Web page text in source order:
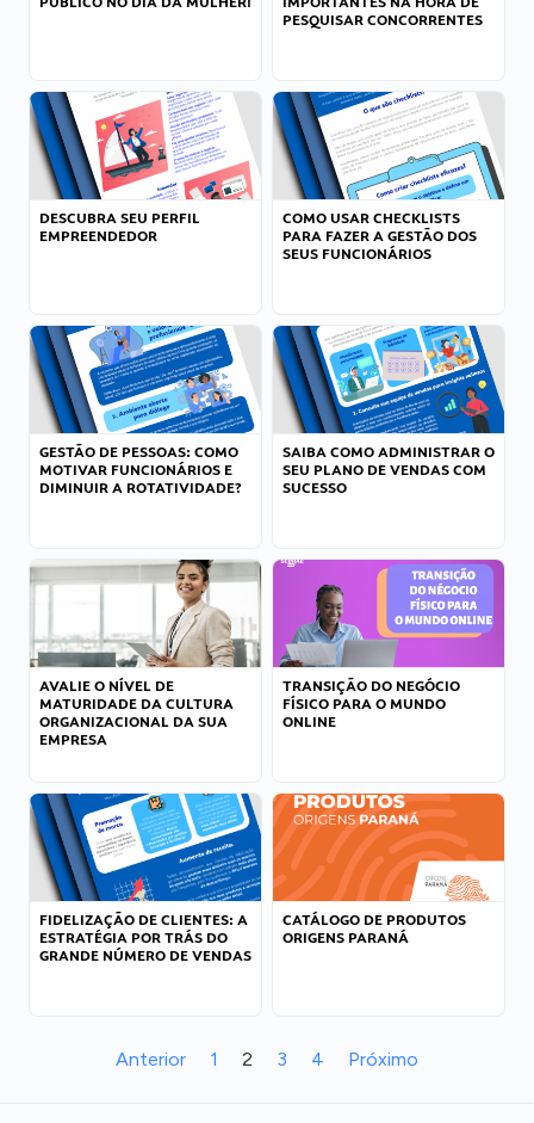
PESQUISAR CONCORRENTES
DESCUBRA SEU PERFIL
EMPREENDEDOR
COMO USAR CHECKLISTS
PARA FAZER A GESTÃO DOS
SEUS FUNCIONÁRIOS
GESTÃO DE PESSOAS: COMO
MOTIVAR FUNCIONÁRIOS E
DIMINUIR A ROTATIVIDADE?
SAIBA COMO ADMINISTRAR O
SEU PLANO DE VENDAS COM
SUCESSO
AVALIE O NÍVEL DE
MATURIDADE DA CULTURA
ORGANIZACIONAL DA SUA
EMPRESA
TRANSIÇÃO DO NEGÓCIO
FÍSICO PARA O MUNDO
ONLINE
FIDELIZAÇÃO DE CLIENTES: A
ESTRATÉGIA POR TRÁS DO
GRANDE NÚMERO DE VENDAS
CATÁLOGO DE PRODUTOS
ORIGENS PARANÁ
Anterior 1 2 3 4 Próximo